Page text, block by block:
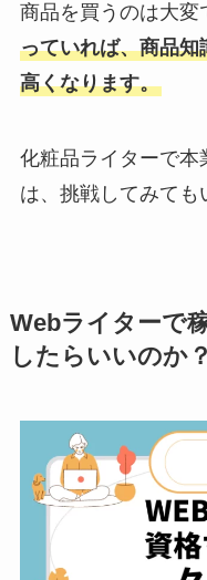
商品を買うのは大変
っていれば、商品
高くなります。
化粧品ライターで本
は、挑戦してみても
Webライターで
したらいいのか？